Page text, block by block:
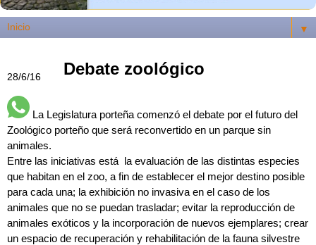
▼
28/6/16 Debate zoológico
La Legislatura porteña comenzó el debate por el futuro del
Zoológico porteño que será reconvertido en un parque sin
animales.
Entre las iniciativas está la evaluación de las distintas especies
que habitan en el zoo, a fin de establecer el mejor destino posible
para cada una; la exhibición no invasiva en el caso de los
animales que no se puedan trasladar; evitar la reproducción de
animales exóticos y la incorporación de nuevos ejemplares; crear
un espacio de recuperación y rehabilitación de la fauna silvestre